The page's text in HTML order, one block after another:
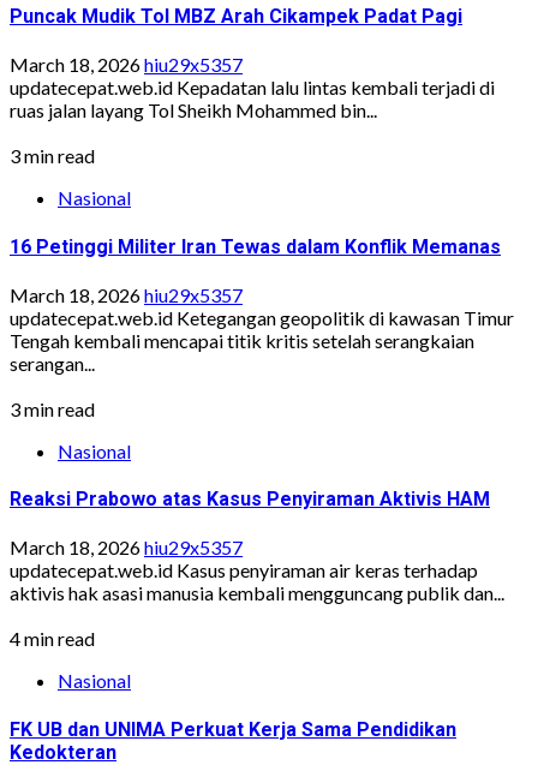
Puncak Mudik Tol MBZ Arah Cikampek Padat Pagi
March 18, 2026hiu29x5357
updatecepat.web.id Kepadatan lalu lintas kembali terjadi di
ruas jalan layang Tol Sheikh Mohammed bin...
3 min read
Nasional
16 Petinggi Militer Iran Tewas dalam Konflik Memanas
March 18, 2026hiu29x5357
updatecepat.web.id Ketegangan geopolitik di kawasan Timur
Tengah kembali mencapai titik kritis setelah serangkaian
serangan...
3 min read
Nasional
Reaksi Prabowo atas Kasus Penyiraman Aktivis HAM
March 18, 2026hiu29x5357
updatecepat.web.id Kasus penyiraman air keras terhadap
aktivis hak asasi manusia kembali mengguncang publik dan...
4 min read
Nasional
FK UB dan UNIMA Perkuat Kerja Sama Pendidikan
Kedokteran